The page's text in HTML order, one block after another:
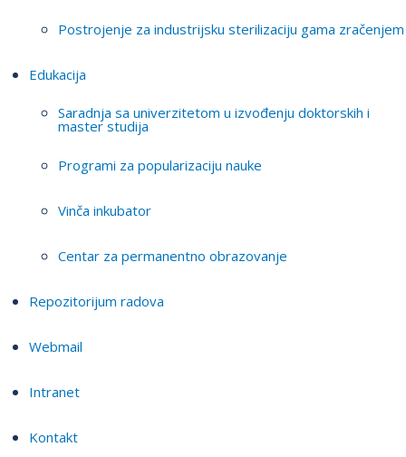
Postrojenje za industrijsku sterilizaciju gama zračenjem
Edukacija
Saradnja sa univerzitetom u izvođenju doktorskih i
master studija
Programi za popularizaciju nauke
Vinča inkubator
Centar za permanentno obrazovanje
Repozitorijum radova
Webmail
Intranet
Kontakt